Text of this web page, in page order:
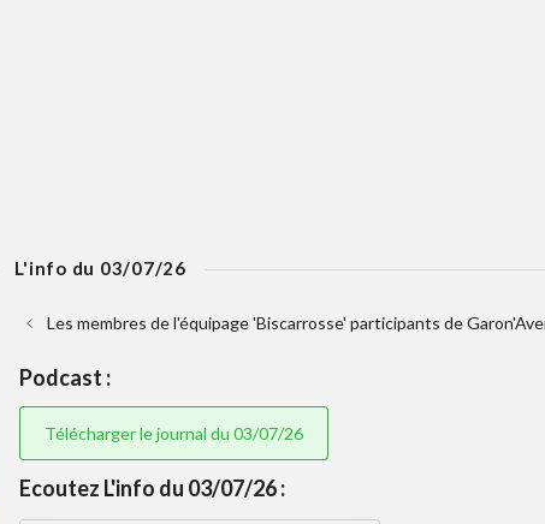
L'info du 03/07/26
Les membres de l'équipage 'Biscarrosse' participants de
Podcast :
Télécharger le journal du 03/07/26
Ecoutez L'info du 03/07/26 :